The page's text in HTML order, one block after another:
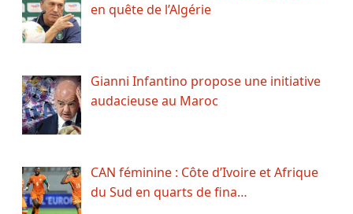
en quête de l’Algérie
Gianni Infantino propose une initiative
audacieuse au Maroc
CAN féminine : Côte d’Ivoire et Afrique
du Sud en quarts de fina…